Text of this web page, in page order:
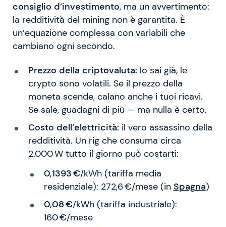
consiglio d’investimento, ma un avvertimento:
la redditività del mining non è garantita. È
un’equazione complessa con variabili che
cambiano ogni secondo.
Prezzo della criptovaluta: lo sai già, le
crypto sono volatili. Se il prezzo della
moneta scende, calano anche i tuoi ricavi.
Se sale, guadagni di più — ma nulla è certo.
Costo dell’elettricità: il vero assassino della
redditività. Un rig che consuma circa
2.000 W tutto il giorno può costarti:
0,1393 €/kWh (tariffa media
residenziale): 272,6 €/mese (in Spagna)
0,08 €/kWh (tariffa industriale):
160 €/mese